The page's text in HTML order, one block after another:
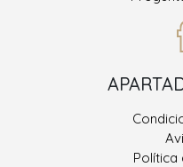
Política